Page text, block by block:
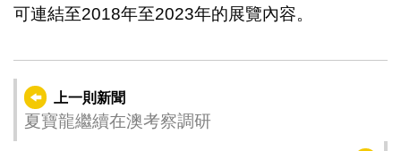
可連結至2018年至2023年的展覽內容。
上一則新聞
夏寶龍繼續在澳考察調研